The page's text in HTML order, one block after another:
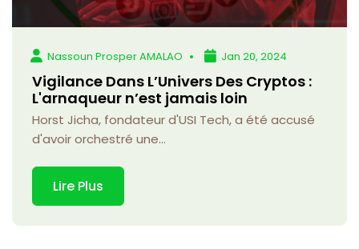
Nassoun Prosper AMALAO Jan 20, 2024
Vigilance Dans L’Univers Des Cryptos :
L'arnaqueur n’est jamais loin
Horst Jicha, fondateur d'USI Tech, a été accusé
d'avoir orchestré une...
Lire Plus